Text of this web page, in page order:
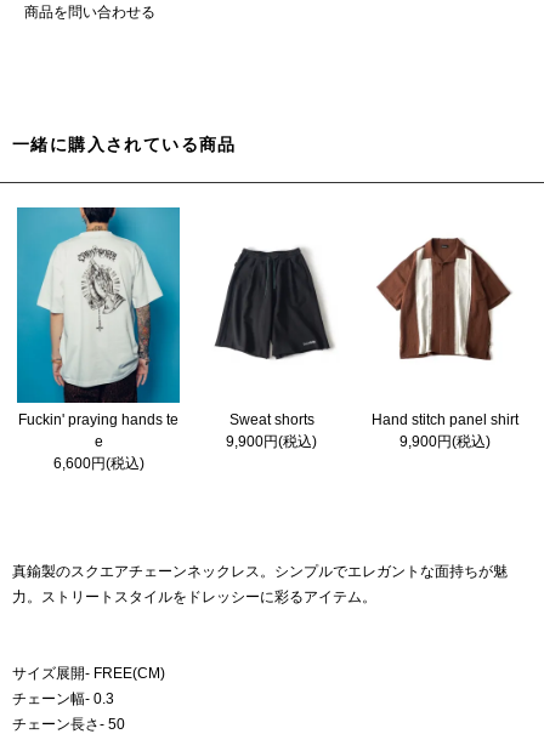
商品を問い合わせる
一緒に購入されている商品
Fuckin' praying hands te
e
6,600円(税込)
Sweat shorts
9,900円(税込)
Hand stitch panel shirt
9,900円(税込)
真鍮製のスクエアチェーンネックレス。シンプルでエレガントな面持ちが魅
力。ストリートスタイルをドレッシーに彩るアイテム。
サイズ展開- FREE(CM)
チェーン幅- 0.3
チェーン長さ- 50